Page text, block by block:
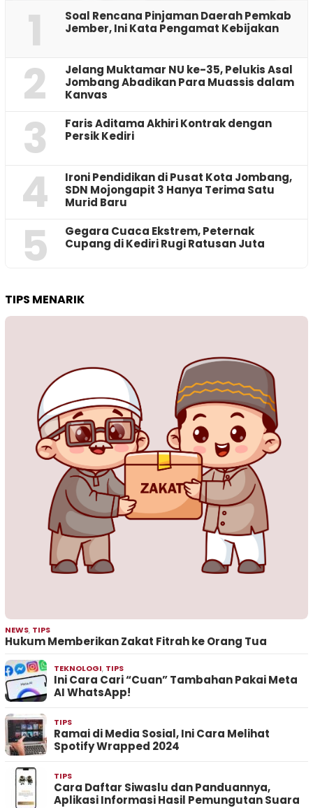
1
‎Soal Rencana Pinjaman Daerah Pemkab
Jember, Ini Kata Pengamat Kebijakan ‎
2
Jelang Muktamar NU ke-35, Pelukis Asal
Jombang Abadikan Para Muassis dalam
Kanvas
3
Faris Aditama Akhiri Kontrak dengan
Persik Kediri
4
Ironi Pendidikan di Pusat Kota Jombang,
SDN Mojongapit 3 Hanya Terima Satu
Murid Baru
5
‎Gegara Cuaca Ekstrem, Peternak
Cupang di Kediri Rugi Ratusan Juta
TIPS MENARIK
NEWS, TIPS
Hukum Memberikan Zakat Fitrah ke Orang Tua
TEKNOLOGI, TIPS
Ini Cara Cari “Cuan” Tambahan Pakai Meta
AI WhatsApp!
TIPS
Ramai di Media Sosial, Ini Cara Melihat
Spotify Wrapped 2024
TIPS
Cara Daftar Siwaslu dan Panduannya,
Aplikasi Informasi Hasil Pemungutan Suara